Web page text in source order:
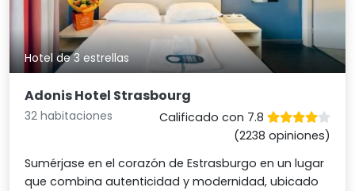
Hotel de 3 estrellas
Adonis Hotel Strasbourg
32 habitaciones
Calificado con 7.8
(2238 opiniones)
Sumérjase en el corazón de Estrasburgo en un lugar
que combina autenticidad y modernidad, ubicado